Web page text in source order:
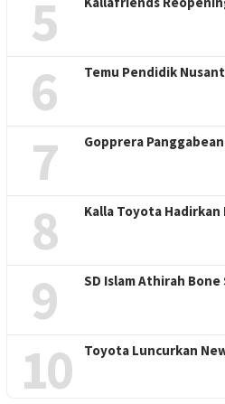
5
6 Temu Pendidik
7 Gopprera
8 Kalla Toyota
9 SD Islam Athirah
10 Toyota Luncurkan